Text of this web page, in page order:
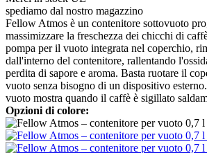
spediamo dal nostro magazzino
Fellow Atmos è un contenitore sottovuoto
massimizzare la freschezza dei chicchi di
pompa per il vuoto integrata nel coperchio,
dall'interno del contenitore, rallentando
perdita di sapore e aroma. Basta ruotare il
vuoto senza bisogno di un dispositivo
vuoto mostra quando il caffè è sigillato
Opzioni di colore: